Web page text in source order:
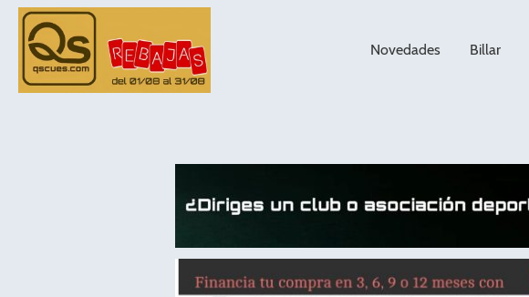
Novedades Billar